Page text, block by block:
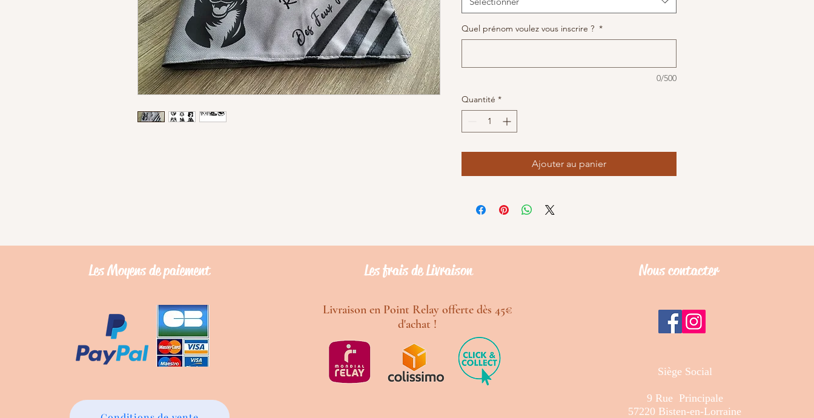
Quel prénom voulez vous inscrire ? *
0/500
Quantité *
Ajouter au panier
Les Moyens depaiement Les frais de Livraison
Livraison en Point Relay offerte dès 45€
d'achat !
Nous contacter
Siège Social
9 Rue Principale
57220 Bisten-en-Lorraine